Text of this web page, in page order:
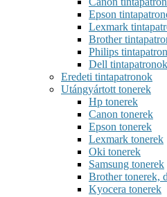
Epson
Lexmark
Brother
Philips
Dell tintapatronok
Eredeti tintapatronok
Utángyártott tonerek
Hp tonerek
Canon tonerek
Epson tonerek
Lexmark tonerek
Oki tonerek
Samsung tonerek
Brother tonerek,
Kyocera tonerek